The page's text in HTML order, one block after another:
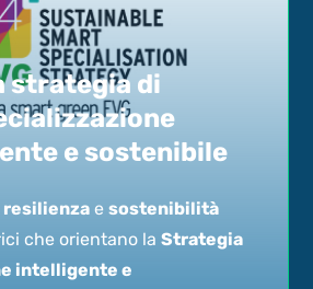
strategia di
e sostenibile
resilienza esostenibilità
che orientano laStrategia
intelligente e